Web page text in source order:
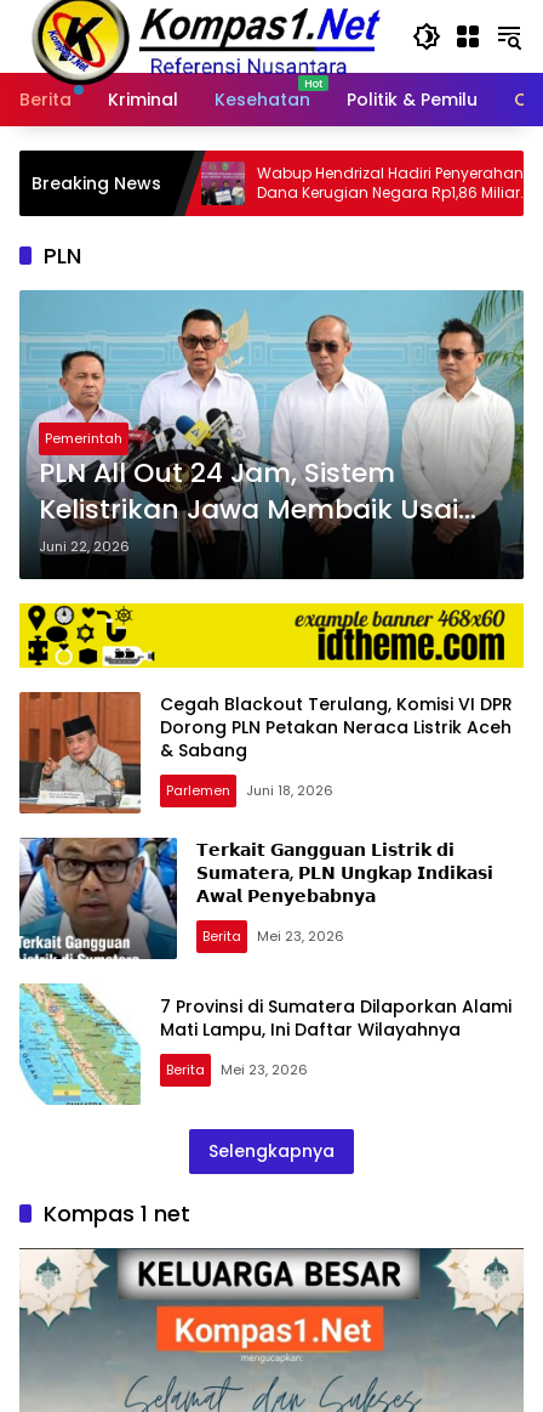
Langsung
konten
Berita
Kriminal Kesehatan Politik & Pemilu
Breaking News
Wabup Hendrizal Hadiri Penyerahan
Dana Kerugian Negara Rp1,86 Miliar
Kasus Korupsi BPR Indra Arta
Kodam XIX
Penguatan
PLN
Pemerintah
PLN All Out 24 Jam, Sistem
Kelistrikan Jawa Membaik Usai
Gangguan Pekan Lalu
Juni 22, 2026
Cegah Blackout Terulang, Komisi VI DPR
Dorong PLN Petakan Neraca Listrik Aceh
& Sabang
Parlemen Juni 18, 2026
𝗧𝗲𝗿𝗸𝗮𝗶𝘁 𝗚𝗮𝗻𝗴𝗴𝘂𝗮𝗻 𝗟𝗶𝘀𝘁𝗿𝗶𝗸 𝗱𝗶
𝗦𝘂𝗺𝗮𝘁𝗲𝗿𝗮, 𝗣𝗟𝗡 𝗨𝗻𝗴𝗸𝗮𝗽 𝗜𝗻𝗱𝗶𝗸𝗮𝘀𝗶
𝗔𝘄𝗮𝗹 𝗣𝗲𝗻𝘆𝗲𝗯𝗮𝗯𝗻𝘆𝗮
Berita Mei 23, 2026
7 Provinsi di Sumatera Dilaporkan Alami
Mati Lampu, Ini Daftar Wilayahnya
Berita Mei 23, 2026
Selengkapnya
Kompas 1 net